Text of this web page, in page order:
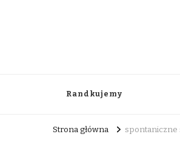
Randkujemy
Strona główna spontaniczne